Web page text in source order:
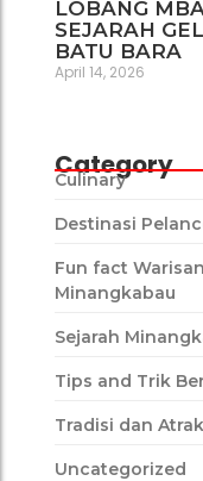
LOBANG
SEJARAH
BATU BARA
April 14, 2026
Category
Culinary
Destinasi
Fun fact
Minangkabau
Sejarah
Tips and Trik
Tradisi dan
Uncategorized